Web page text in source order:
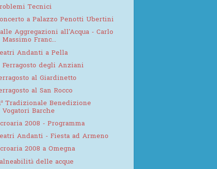
Tecnici
a Palazzo Penotti Ubertini
Aggregazioni all'Acqua - Carlo
Massimo Franc...
Andanti a Pella
degli Anziani
al Giardinetto
al San Rocco
Tradizionale Benedizione
Vogatori Barche
2008 - Programma
Andanti - Fiesta ad Armeno
2008 a Omegna
delle acque